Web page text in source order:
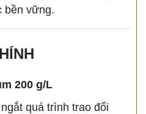
bền vững.
200 g/L
quá trình trao đổi